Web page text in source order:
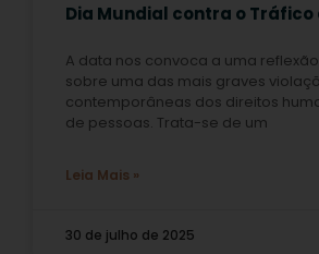
Dia Mundial contra o Tráfico
A data nos convoca a uma
sobre uma das mais graves
contemporâneas dos direitos
de pessoas. Trata-se de um
Leia Mais »
30 de julho de 2025